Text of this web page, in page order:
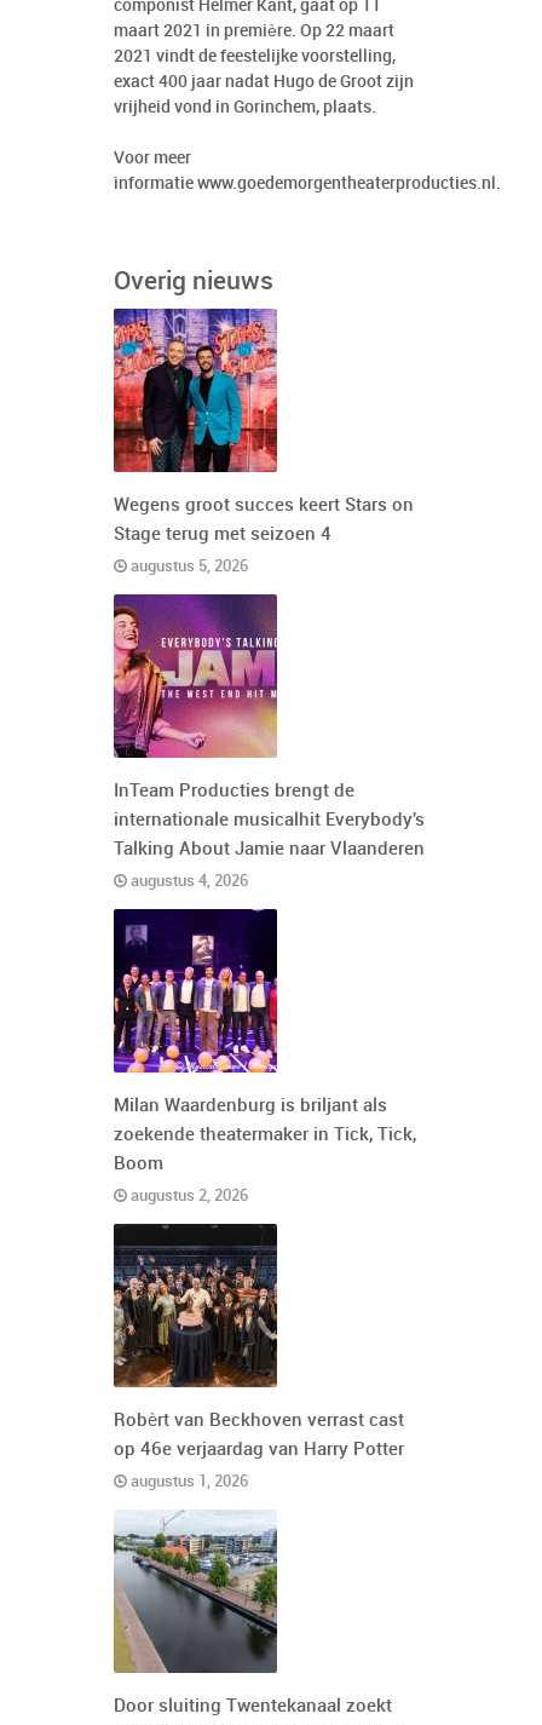
componist Helmer Kant, gaat op 11
maart 2021 in première. Op 22 maart
2021 vindt de feestelijke voorstelling,
exact 400 jaar nadat Hugo de Groot zijn
vrijheid vond in Gorinchem, plaats.
Voor meer
informatie www.goedemorgentheaterproducties.nl .
Overig nieuws
Wegens groot succes keert Stars on
Stage terug met seizoen 4
augustus 5, 2026
InTeam Producties brengt de
internationale musicalhit Everybody's
Talking About Jamie naar Vlaanderen
augustus 4, 2026
Milan Waardenburg is briljant als
zoekende theatermaker in Tick, Tick,
Boom
augustus 2, 2026
Robèrt van Beckhoven verrast cast
op 46e verjaardag van Harry Potter
augustus 1, 2026
Door sluiting Twentekanaal zoekt